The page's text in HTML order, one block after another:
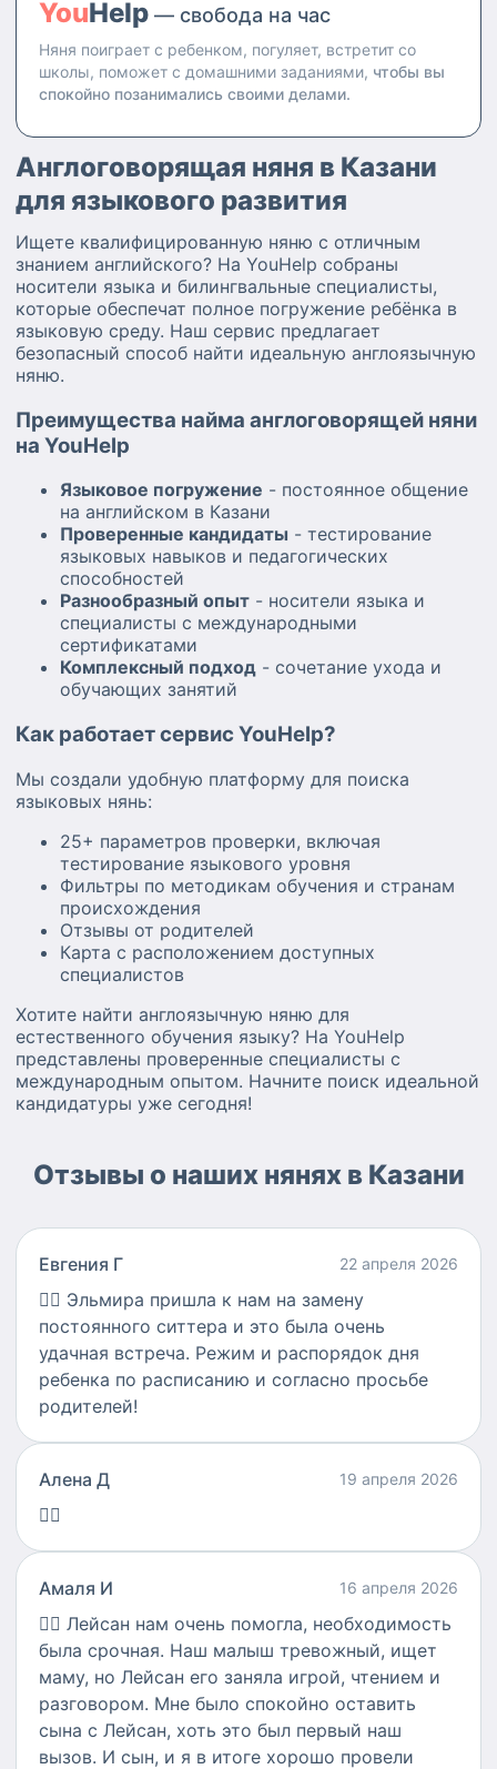
соответственно о
новорожденных умею
заботиться с закрытыми
глазами. Образно, конечно ).
танцевать. Я уверена, что
за ребенком, но и интересно с
ним провести время, развивая
его творческие способности и
выполняю свои обязательства
вовремя и серьезно отношусь
Внимательна к потребностям
детей и всегда готова прийти
на помощь. Умею сохранять
спокойствие в сложных
ситуациях и находить подход к
любому ребенку. Знаю навыки
готовить. Буду рада обсудить с
Спасибо за ваше время и
внимание!
YouHelp — свобода на час
Няня поиграет с ребенком, погуляет, встретит со
школы, поможет с домашними заданиями, чтобы вы
спокойно позанимались своими делами.
Англоговорящая няня в Казани
для языкового развития
Ищете квалифицированную няню с отличным
знанием английского? На YouHelp собраны
носители языка и билингвальные специалисты,
которые обеспечат полное погружение ребёнка в
языковую среду. Наш сервис предлагает
безопасный способ найти идеальную англоязычную
няню.
Преимущества найма англоговорящей няни
на YouHelp
Языковое погружение - постоянное общение
на английском в Казани
Проверенные кандидаты - тестирование
языковых навыков и педагогических
способностей
Разнообразный опыт - носители языка и
специалисты с международными
сертификатами
Комплексный подход - сочетание ухода и
обучающих занятий
Как работает сервис YouHelp?
Мы создали удобную платформу для поиска
языковых нянь:
25+ параметров проверки, включая
тестирование языкового уровня
Фильтры по методикам обучения и странам
происхождения
Отзывы от родителей
Карта с расположением доступных
специалистов
Хотите найти англоязычную няню для
естественного обучения языку? На YouHelp
представлены проверенные специалисты с
международным опытом. Начните поиск идеальной
кандидатуры уже сегодня!
Отзывы о наших нянях в Казани
Евгения Г 22 апреля 2026
👍🏻 Эльмира пришла к нам на замену
постоянного ситтера и это была очень
удачная встреча. Режим и распорядок дня
ребенка по расписанию и согласно просьбе
родителей!
Алена Д 19 апреля 2026
👍🏻
Амаля И 16 апреля 2026
👍🏻 Лейсан нам очень помогла, необходимость
была срочная. Наш малыш тревожный, ищет
маму, но Лейсан его заняла игрой, чтением и
разговором. Мне было спокойно оставить
сына с Лейсан, хоть это был первый наш
вызов. И сын, и я в итоге хорошо провели